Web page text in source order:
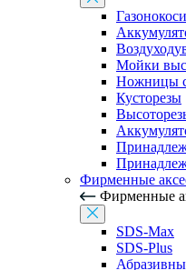
Мойки
Ножницы
Кусторезы
Фирменные
Фирменные
SDS-Max
SDS-Plus